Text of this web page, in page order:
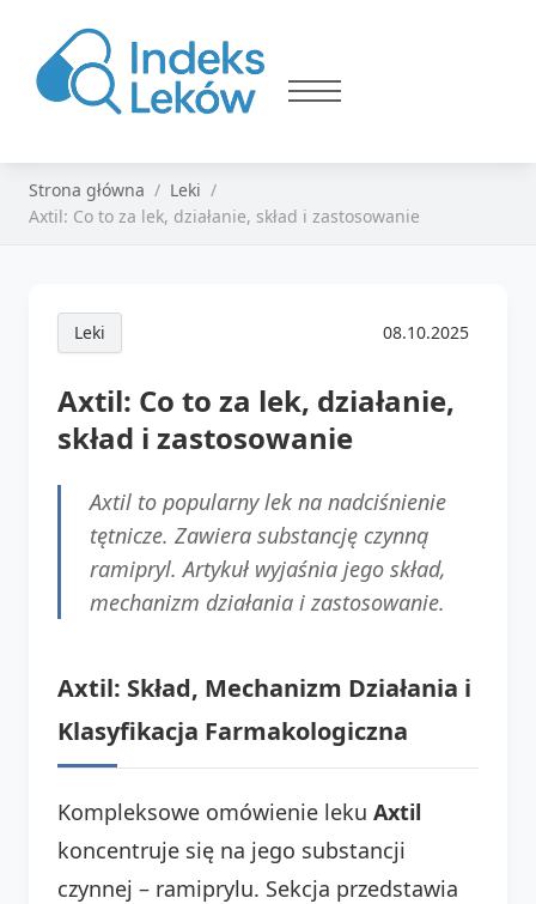
Strona główna
Leki
Axtil: Co to za lek, działanie, skład i zastosowanie
Leki 08.10.2025
Axtil: Co to za lek, działanie,
skład i zastosowanie
Axtil to popularny lek na nadciśnienie
tętnicze. Zawiera substancję czynną
ramipryl. Artykuł wyjaśnia jego skład,
mechanizm działania i zastosowanie.
Axtil: Skład, Mechanizm Działania i
Klasyfikacja Farmakologiczna
Kompleksowe omówienie leku Axtil
koncentruje się na jego substancji
czynnej – ramiprylu. Sekcja przedstawia